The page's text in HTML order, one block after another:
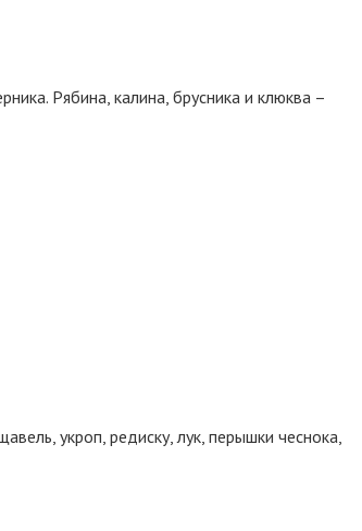
Рябина, калина, брусника и клюква –
укроп, редиску, лук, перышки чеснока,